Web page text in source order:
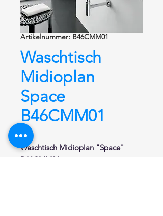
Artikelnummer: B46CMM01
Waschtisch
Midioplan
Space
B46CMM01
Waschtisch Midioplan "Space"
B46CMM01